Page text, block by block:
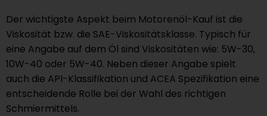
Der wichtigste Aspekt beim Motorenöl-Kauf ist die
Viskosität bzw. die SAE-Viskositätsklasse. Typisch für
eine Angabe auf dem Öl sind Viskositäten wie: 5W-30,
10W-40 oder 5W-40. Neben dieser Angabe spielt
auch die API-Klassifikation und ACEA Spezifikation eine
entscheidende Rolle bei der Wahl des richtigen
Schmiermittels.